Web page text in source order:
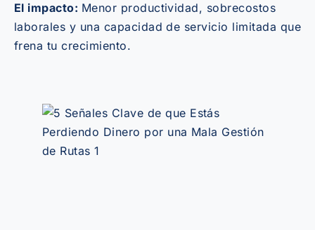
El impacto: Menor productividad, sobrecostos
laborales y una capacidad de servicio limitada que
frena tu crecimiento.